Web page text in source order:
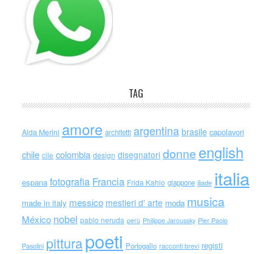
TAG
Alda Merini amore architetti argentina brasile capolavori
chile cile colombia design disegnatori donne english
espana fotografia Francia Frida Kahlo giappone iliade italia
made in italy messico mestieri d' arte moda musica
México nobel pablo neruda perù Philippe Jaroussky Pier Paolo
Pasolini pitturapoeti Portogallo racconti brevi registi